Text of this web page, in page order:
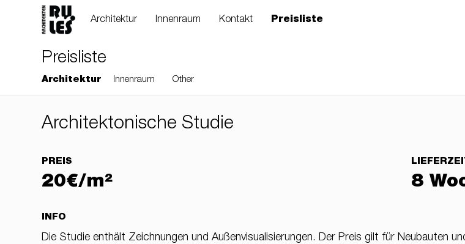
Architektur Innenraum Kontakt Preisliste
Preisliste
Architektur Innenraum Other
Architektonische Studie
PREIS
20€/m² 8
INFO
Die Studie enthält Zeichnungen und Außenvisualisierungen. Der Preis gilt für Neubauten